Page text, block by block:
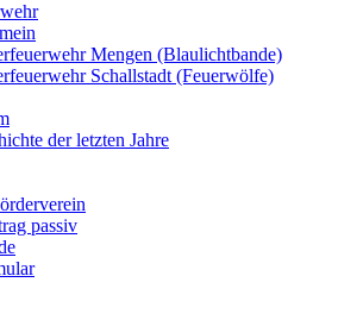
Mengen (Blaulichtbande)
Schallstadt (Feuerwölfe)
der letzten Jahre
passiv